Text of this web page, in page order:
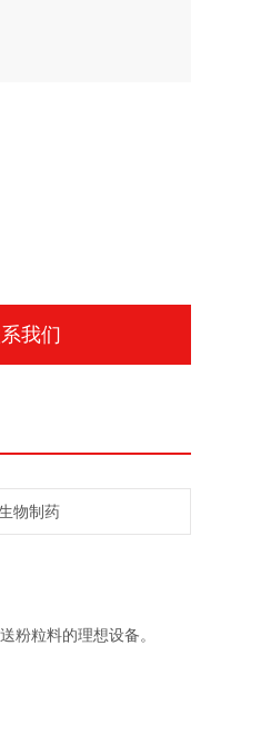
我们
物制药
粉粒料的理想设备。